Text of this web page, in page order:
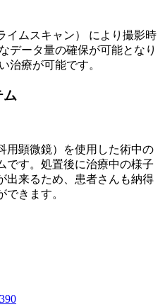
イムスキャン） により撮影時
データ量の確保が可能となり
治療が可能です。
ム
用顕微鏡）を使用した術中の
です。処置後に治療中の様子
出来るため、患者さんも納得
できます。